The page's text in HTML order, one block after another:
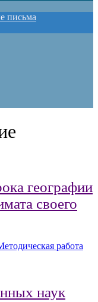
письма
географии
своего
работа
наук